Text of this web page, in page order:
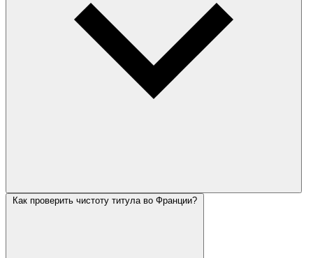
Как проверить чистоту титула во Франции?